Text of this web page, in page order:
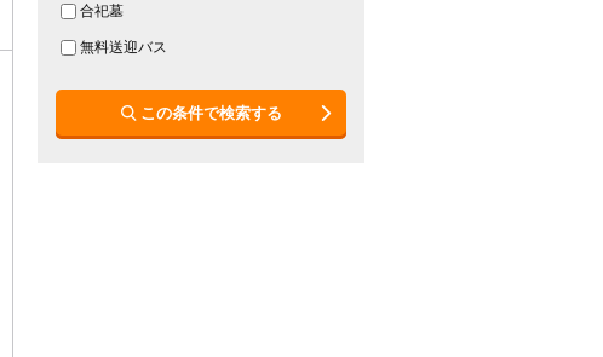
合祀墓
無料送迎バス
この条件で検索する